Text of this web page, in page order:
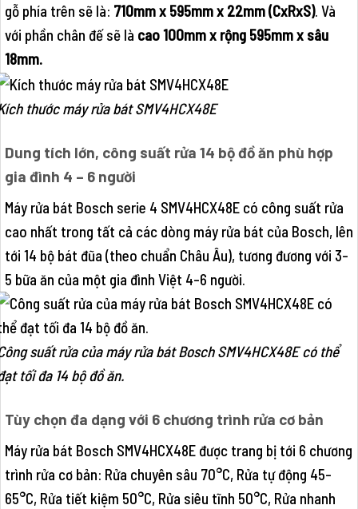
gỗ phía trên sẽ là: 710mm x 595mm x 22mm (CxRxS). Và
với phần chân đế sẽ là cao 100mm x rộng 595mm x sâu
18mm.
thước máy rửa bát SMV4HCX48E
Dung tích lớn, công suất rửa 14 bộ đồ ăn phù hợp
gia đình 4 – 6 người
Máy rửa bát Bosch serie 4 SMV4HCX48E có công suất rửa
cao nhất trong tất cả các dòng máy rửa bát của Bosch, lên
tới 14 bộ bát đũa (theo chuẩn Châu Âu), tương đương với 3-
5 bữa ăn của một gia đình Việt 4-6 người.
suất rửa của máy rửa bát Bosch SMV4HCX48E có thể
tối đa 14 bộ đồ ăn.
Tùy chọn đa dạng với 6 chương trình rửa cơ bản
Máy rửa bát Bosch SMV4HCX48E được trang bị tới 6 chương
trình rửa cơ bản: Rửa chuyên sâu 70°C, Rửa tự động 45-
65°C, Rửa tiết kiệm 50°C, Rửa siêu tĩnh 50°C, Rửa nhanh